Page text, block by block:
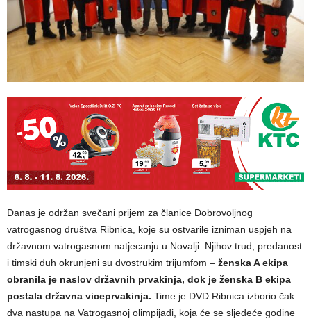
Danas je održan svečani prijem za članice Dobrovoljnog
vatrogasnog društva Ribnica, koje su ostvarile izniman uspjeh na
državnom vatrogasnom natjecanju u Novalji. Njihov trud, predanost
i timski duh okrunjeni su dvostrukim trijumfom – ženska A ekipa
obranila je naslov državnih prvakinja, dok je ženska B ekipa
postala državna viceprvakinja. Time je DVD Ribnica izborio čak
dva nastupa na Vatrogasnoj olimpijadi, koja će se sljedeće godine